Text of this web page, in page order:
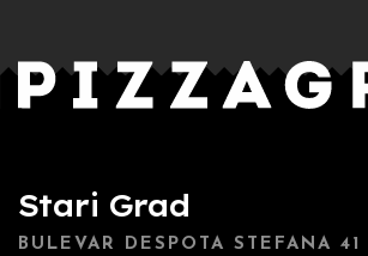
Stari Grad
BULEVAR DESPOTA STEFANA 41